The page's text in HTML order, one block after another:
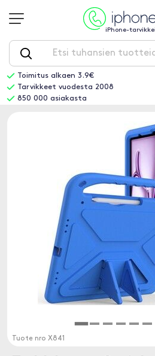
iPhone-
Toimitus alkaen 3.9€
Tarvikkeet vuodesta 2008
850 000 asiakasta
Tuote nro X841